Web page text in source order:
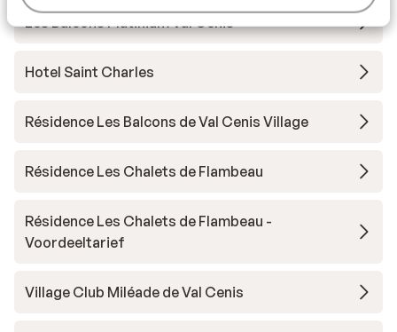
Les Balcons Platinium Val Cenis
Hotel Saint Charles
Résidence Les Balcons de Val Cenis Village
Résidence Les Chalets de Flambeau
Résidence Les Chalets de Flambeau -
Voordeeltarief
Village Club Miléade de Val Cenis